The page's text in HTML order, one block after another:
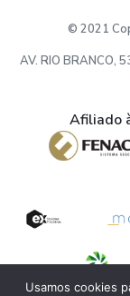
© 2021
AV. RIO BRANCO,
Afiliado
Usamos cookies